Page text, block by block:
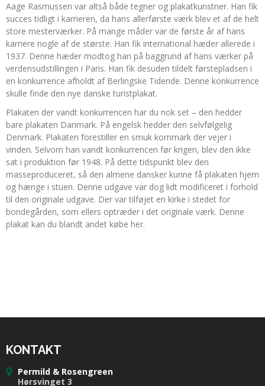
Aage Rasmussen var altså både tegner og plakatkunstner. Han fik
succes tidligt i karrieren, da hans allerførste værk blev et af de helt
store mesterværker. På mange måder var de første år af hans
karriere nogle af de største. Han fik international hæder allerede i
1937. Denne hæder modtog han på baggrund af hans værker på
verdensudstillingen i Paris. Han fik desuden tildelt førstepladsen i
en konkurrence afholdt af Berlingske Tidende. Denne konkurrence
skulle finde den nye danske turistplakat.
Plakaten der vandt konkurrencen har du nok set – den hedder
bare plakaten Danmark. På engelsk hedder den selvfølgelig
Denmark. Plakaten forestiller en smuk kornmark der vejer i
vinden. Selvom han vandt konkurrencen før krigen, blev den ikke
sat i produktion før 1948. På dette tidspunkt blev den
masseproduceret, så den almene dansker kunne få plakaten hjem
og hænge i stuen. Denne udgave var dog lidt modificeret i forhold
til den originale udgave. Der var tilføjet en kirke i stedet for
bondegården, som ellers optræder i det originale værk. Denne
plakat kan du blandt andet købe her.
KONTAKT
Permild & Rosengreen
Hørsvinget 3